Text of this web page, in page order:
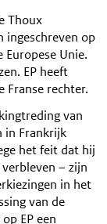
Thoux
ingeschreven op
Unie.
EP heeft
Franse rechter.
van
in Frankrijk
het feit dat hij
– zijn
in het
van de
EP een